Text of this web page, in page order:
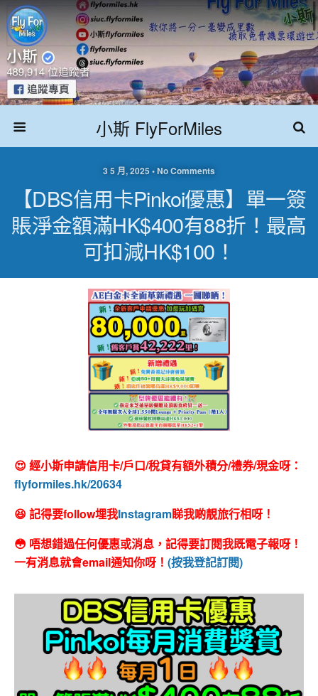
小斯 FlyForMiles
3 5 月, 2025 • No Comments
【DBS信用卡Pinkoi優惠】單一簽
賬淨金額滿HK$400有88折！最高
可扣減HK$100！
😍 經小斯申請信用卡/戶口/稅貸有額外積分/禮券/現金呀：
flyformiles.hk/20634
😆 記得要follow埋我Instagram睇我啲靚旅行相呀！
😳 唔想錯過任何優惠或消息，記得要訂閱我既電子報呀！
一有消息就會email通知你呀！ (按我登記訂閱)